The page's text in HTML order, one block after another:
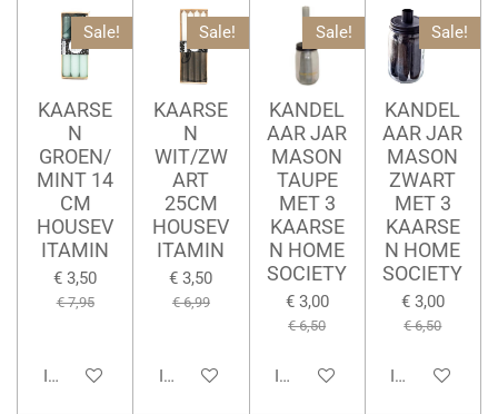
Sale!
KAARSE
N
GROEN/
MINT 14
CM
HOUSEV
ITAMIN
€ 3,50
€ 7,95
In winkelwagen
Sale!
KAARSE
N
WIT/ZW
ART
25CM
HOUSEV
ITAMIN
€ 3,50
€ 6,99
In winkelwagen
Sale!
KANDEL
AAR JAR
MASON
TAUPE
MET 3
KAARSE
N HOME
SOCIETY
€ 3,00
€ 6,50
In winkelwagen
Sale!
KANDEL
AAR JAR
MASON
ZWART
MET 3
KAARSE
N HOME
SOCIETY
€ 3,00
€ 6,50
In